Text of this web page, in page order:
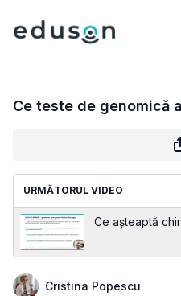
Ce teste de genomică
URMĂTORUL VIDEO
Ce așteaptă
Cristina Popescu